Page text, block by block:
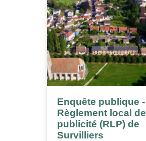
Enquête publique -
Règlement local de
publicité (RLP) de
Survilliers